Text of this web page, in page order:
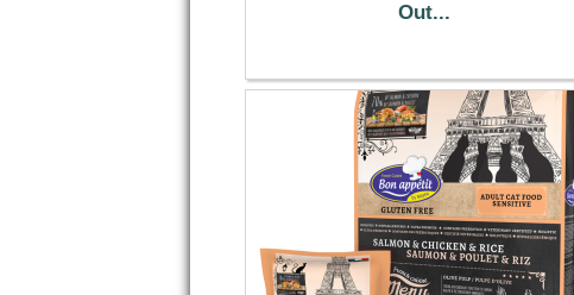
Out...
13.99 €